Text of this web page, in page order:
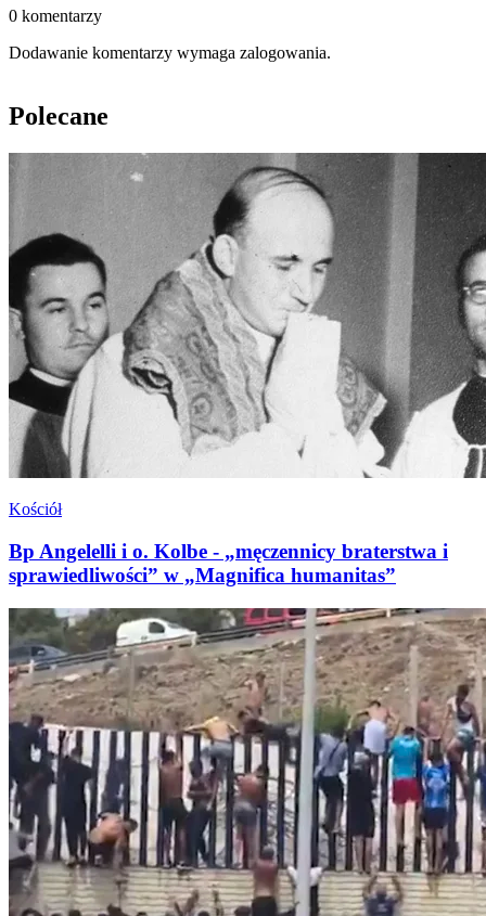
0 komentarzy
Dodawanie komentarzy wymaga zalogowania.
Polecane
Kościół
Bp Angelelli i o. Kolbe - „męczennicy braterstwa i
sprawiedliwości” w „Magnifica humanitas”